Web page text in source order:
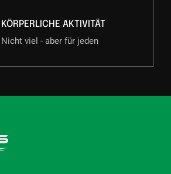
KÖRPERLICHE AKTIVITÄT
Nicht viel - aber für jeden